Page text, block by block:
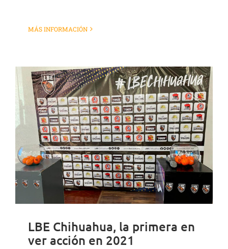
MÁS INFORMACIÓN
LBE Chihuahua, la primera en
ver acción en 2021